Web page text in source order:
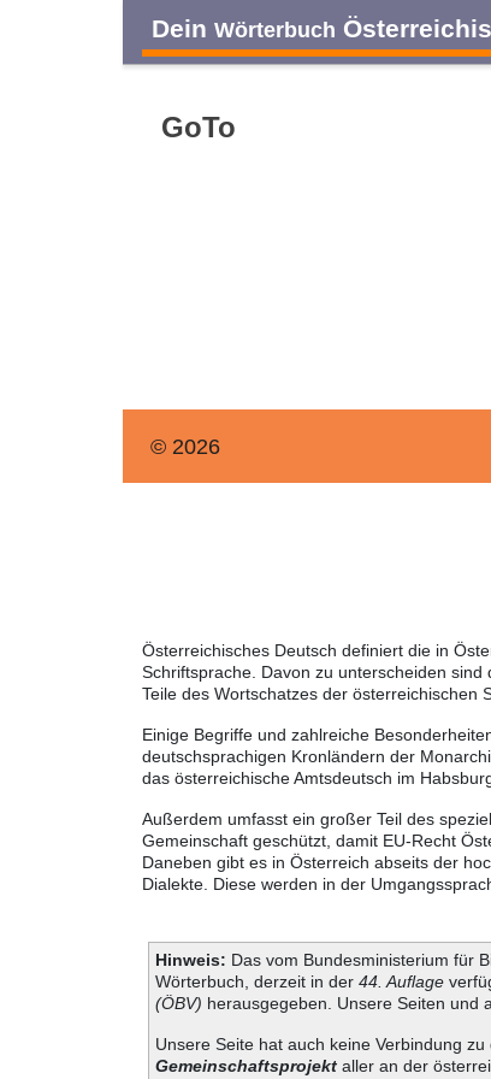
Dein Wörterbuch
GoTo
© 2026
Österreichisches Deutsch definiert die in
Schriftsprache. Davon zu unterscheiden
Teile des Wortschatzes der österreichischen
Einige Begriffe und zahlreiche
deutschsprachigen Kronländern der
das österreichische Amtsdeutsch im
Außerdem umfasst ein großer Teil des
Gemeinschaft geschützt, damit EU-Recht
Daneben gibt es in Österreich abseits der
Dialekte. Diese werden in der
Hinweis: Das vom Bundesministerium für
Wörterbuch, derzeit in der 44. Auflage
(ÖBV) herausgegeben. Unsere Seiten und
Unsere Seite hat auch keine Verbindung zu
Gemeinschaftsprojektaller an der